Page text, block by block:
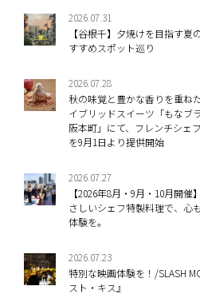
2026.07.31
【谷根千】夕焼けを目指す
すすめスポット巡り
2026.07.28
秋の味覚と豊かな香りを重ね
イブリッドスイーツ「もなブ
阪本町」にて、フレンチシェ
を9月1日より提供開始
2026.07.27
【2026年8月・9月・10月開
さしいシェフ特製料理で、心
体験を。
2026.07.23
特別な映画体験を！/SLASH
スト・キス』